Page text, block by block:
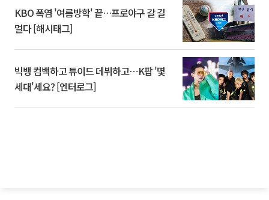
KBO 폭염 '여름방학' 끝…프로야구 갈 길
멀다 [해시태그]
빅뱅 컴백하고 튜이드 데뷔하고⋯K팝 '몇
세대'세요? [엔터로그]